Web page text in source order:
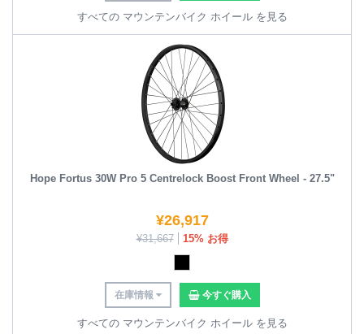
すべての マウンテンバイク ホイール を見る
Hope Fortus 30W Pro 5 Centrelock Boost Front Wheel - 27.5"
¥26,917
¥31,667 15% お得
在庫情報 今すぐ購入
すべての マウンテンバイク ホイール を見る